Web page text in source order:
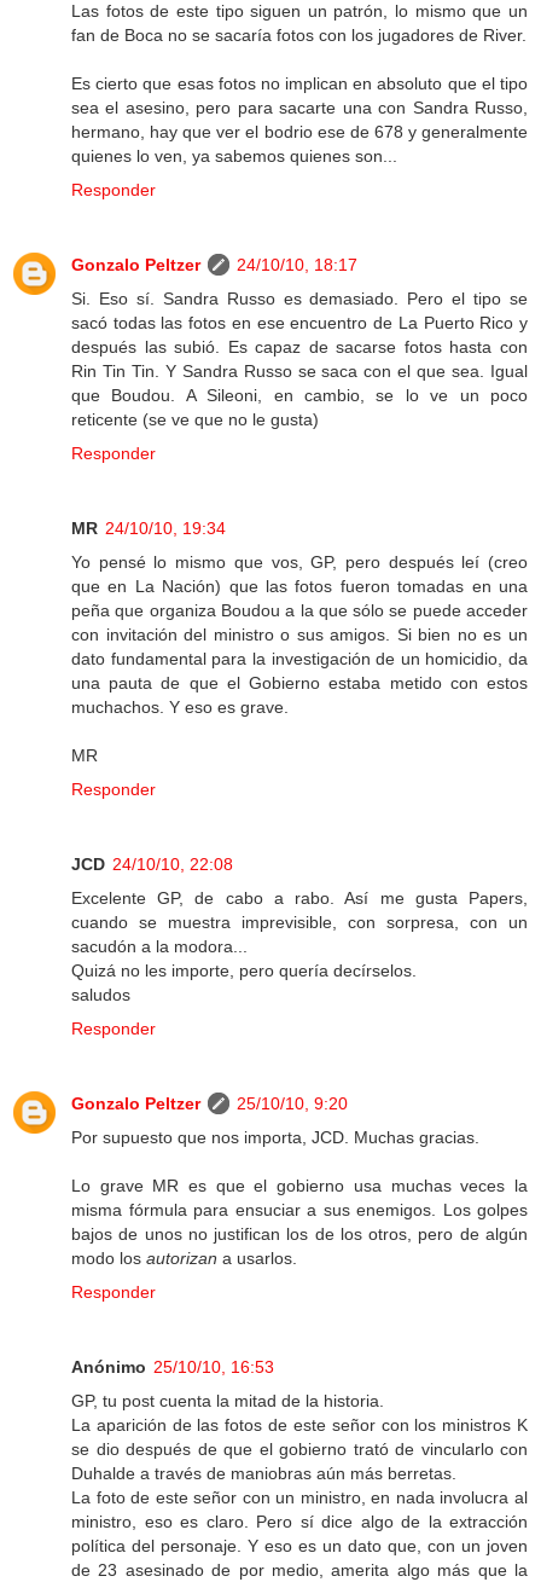
Las fotos de este tipo siguen un patrón, lo mismo que un
fan de Boca no se sacaría fotos con los jugadores de River.
Es cierto que esas fotos no implican en absoluto que el tipo
sea el asesino, pero para sacarte una con Sandra Russo,
hermano, hay que ver el bodrio ese de 678 y generalmente
quienes lo ven, ya sabemos quienes son...
Responder
Gonzalo Peltzer
24/10/10, 18:17
Si. Eso sí. Sandra Russo es demasiado. Pero el tipo se
sacó todas las fotos en ese encuentro de La Puerto Rico y
después las subió. Es capaz de sacarse fotos hasta con
Rin Tin Tin. Y Sandra Russo se saca con el que sea. Igual
que Boudou. A Sileoni, en cambio, se lo ve un poco
reticente (se ve que no le gusta)
Responder
MR 24/10/10, 19:34
Yo pensé lo mismo que vos, GP, pero después leí (creo
que en La Nación) que las fotos fueron tomadas en una
peña que organiza Boudou a la que sólo se puede acceder
con invitación del ministro o sus amigos. Si bien no es un
dato fundamental para la investigación de un homicidio, da
una pauta de que el Gobierno estaba metido con estos
muchachos. Y eso es grave.
MR
Responder
JCD 24/10/10, 22:08
Excelente GP, de cabo a rabo. Así me gusta Papers,
cuando se muestra imprevisible, con sorpresa, con un
sacudón a la modora...
Quizá no les importe, pero quería decírselos.
saludos
Responder
Gonzalo Peltzer
25/10/10, 9:20
Por supuesto que nos importa, JCD. Muchas gracias.
Lo grave MR es que el gobierno usa muchas veces la
misma fórmula para ensuciar a sus enemigos. Los golpes
bajos de unos no justifican los de los otros, pero de algún
modo los autorizan a usarlos.
Responder
Anónimo 25/10/10, 16:53
GP, tu post cuenta la mitad de la historia.
La aparición de las fotos de este señor con los ministros K
se dio después de que el gobierno trató de vincularlo con
Duhalde a través de maniobras aún más berretas.
La foto de este señor con un ministro, en nada involucra al
ministro, eso es claro. Pero sí dice algo de la extracción
política del personaje. Y eso es un dato que, con un joven
de 23 asesinado de por medio, amerita algo más que la